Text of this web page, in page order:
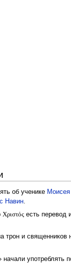
об ученике Моисея
Навин
Χριστός
трон и
употреблять